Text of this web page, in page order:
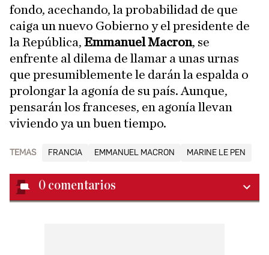
fondo, acechando, la probabilidad de que
caiga un nuevo Gobierno y el presidente de
la República, Emmanuel Macron, se
enfrente al dilema de llamar a unas urnas
que presumiblemente le darán la espalda o
prolongar la agonía de su país. Aunque,
pensarán los franceses, en agonía llevan
viviendo ya un buen tiempo.
TEMAS FRANCIA EMMANUEL MACRON MARINE LE PEN
0 comentarios